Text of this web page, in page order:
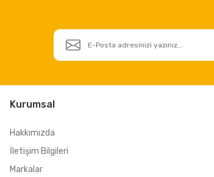
Kurumsal
Hakkımızda
İletişim Bilgileri
Markalar